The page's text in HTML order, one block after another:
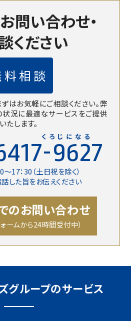
問い合わせ・
ください
料相談
はお気軽にご相談ください。弊
状況に最適なサービスをご提供
いたします。
9627
17：30（土日祝を除く）
した旨をお伝えください
くろじになる
のお問い合わせ
ームから24時間受付中）
グループのサービス